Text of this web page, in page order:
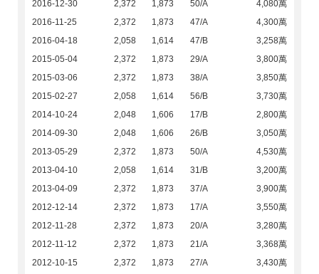
2016-12-30 2,372 1,873 50/A
4,080萬
2016-11-25
2,372 1,873 47/A
4,300萬
2016-04-18
2,058 1,614 47/B
3,258萬
2015-05-04
2,372 1,873 29/A
3,800萬
2015-03-06
2,372 1,873 38/A
3,850萬
2015-02-27
2,058 1,614 56/B
3,730萬
2014-10-24
2,048 1,606 17/B
2,800萬
2014-09-30
2,048 1,606 26/B
3,050萬
2013-05-29
2,372 1,873 50/A
4,530萬
2013-04-10
2,058 1,614 31/B
3,200萬
2013-04-09
2,372 1,873 37/A
3,900萬
2012-12-14
2,372 1,873 17/A
3,550萬
2012-11-28
2,372 1,873 20/A
3,280萬
2012-11-12
2,372 1,873 21/A
3,368萬
2012-10-15
2,372 1,873 27/A
3,430萬